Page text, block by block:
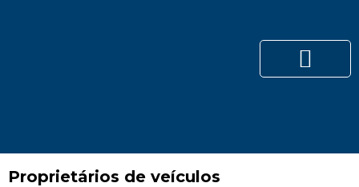
Proprietários de veículos